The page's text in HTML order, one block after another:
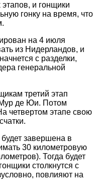
и гонщики
гонку на время, что
на 4 июля
из Нидерландов, и
с разделки,
генеральной
третий этап
де Юи. Потом
четвертом этапе свою
завершена в
30 километровую
Тогда будет
столкнутся с
повлияют на